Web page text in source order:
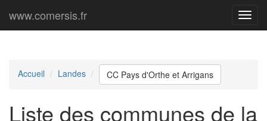
Menu
www.comersis.fr
Accueil Landes CC Pays d'Orthe et Arrigans
Liste des communes de la